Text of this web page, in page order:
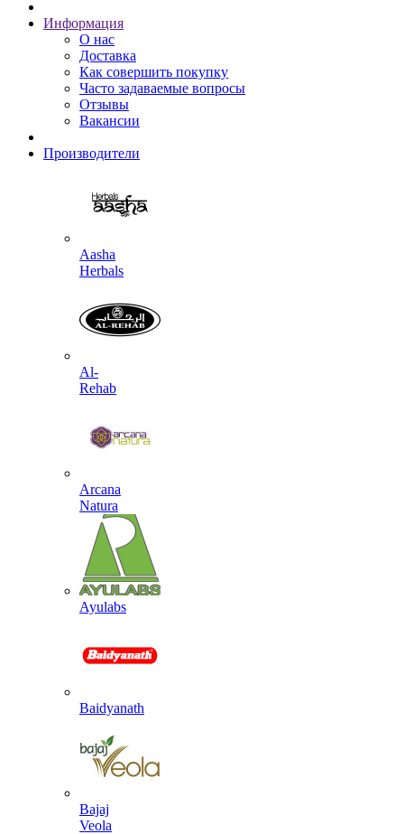
Информация
О нас
Доставка
Как совершить покупку
Часто задаваемые вопросы
Отзывы
Вакансии
Производители
Aasha
Herbals
Al-
Rehab
Arcana
Natura
Ayulabs
Baidyanath
Bajaj
Veola